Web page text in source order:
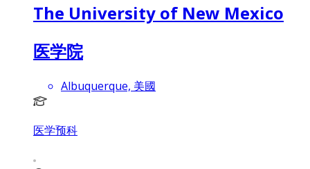
The University of New Mexico
医学院
Albuquerque, 美國
医学预科